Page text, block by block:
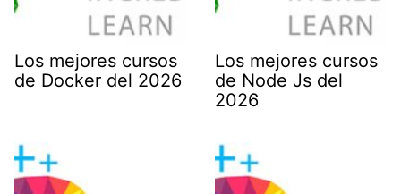
Los mejores cursos
de Docker del 2026
Los mejores cursos
de Node Js del
2026